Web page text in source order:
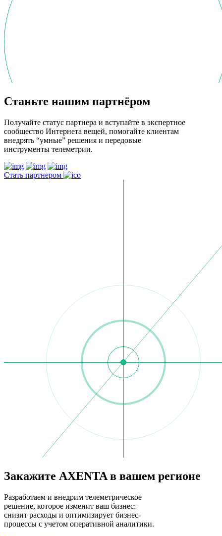
Станьте нашим партнёром
Получайте статус партнера и вступайте в экспертное
сообщество Интернета вещей, помогайте клиентам
внедрять “умные” решения и передовые
инструменты телеметрии.
Стать партнером
Закажите AXENTA в вашем регионе
Разработаем и внедрим телеметрическое
решение, которое изменит ваш бизнес:
снизит расходы и оптимизирует бизнес-
процессы с учетом оперативной аналитики.